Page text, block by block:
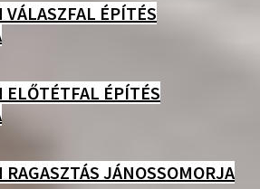
VÁLASZFAL ÉPÍTÉS
ELŐTÉTFAL ÉPÍTÉS
RAGASZTÁS JÁNOSSOMORJA